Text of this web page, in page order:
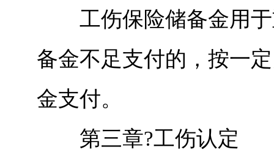
工伤保险储备金用于
备金不足支付的，按一
金支付。
第三章?工伤认定